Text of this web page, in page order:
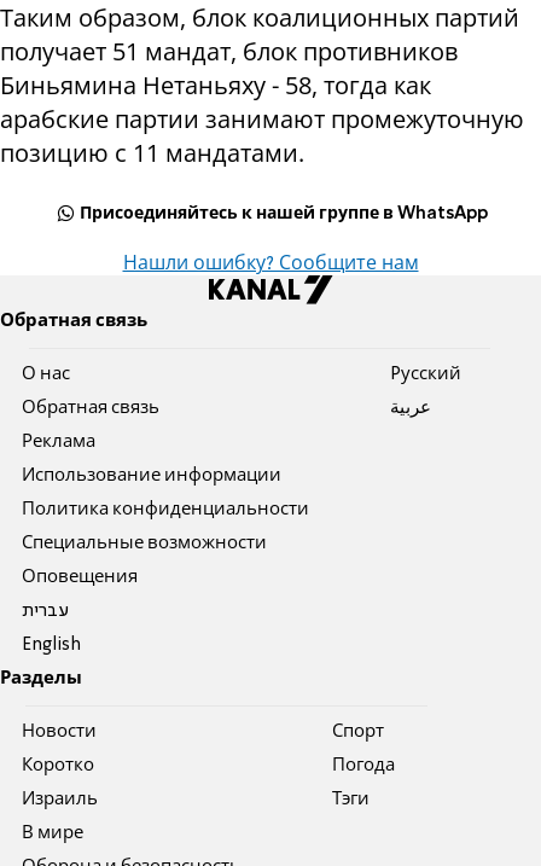
Таким образом, блок коалиционных партий
получает 51 мандат, блок противников
Биньямина Нетаньяху - 58, тогда как
арабские партии занимают промежуточную
позицию с 11 мандатами.
Присоединяйтесь к нашей группе в WhatsApp
Нашли ошибку? Сообщите нам
Обратная связь
О нас
Обратная связь
Реклама
Использование информации
Политика конфиденциальности
Специальные возможности
Оповещения
עברית
English
Pусский
عربية
Разделы
Новости
Коротко
Израиль
В мире
Спорт
Погода
Тэги